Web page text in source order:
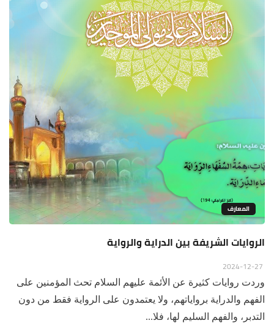
المعارف
الروايات الشريفة بين الدراية والرواية
وردت روايات كثيرة عن الأئمة عليهم السلام تحث المؤمنين على
الفهم والدراية برواياتهم، ولا يعتمدون على الرواية فقط من دون
التدبر، والفهم السليم لها، فلا...